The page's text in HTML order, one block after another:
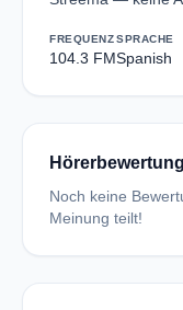
FREQUENZ
104.3 FM
SPRACHE
Spanish
Noch keine
Meinung teilt!